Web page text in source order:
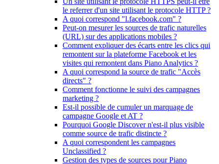
le referrer d'un site utilisant le protocole HTTP ?
A quoi correspond "l.facebook.com" ?
Peut-on mesurer les sources de trafic naturelles
(URL) sur des applications mobiles ?
Comment expliquer des écarts entre les clics qui
remontent sur la plateforme Facebook et les
visites qui remontent dans Piano Analytics ?
A quoi correspond la source de trafic "Accès
directs" ?
Comment fonctionne le suivi des campagnes
marketing ?
Est-il possible de cumuler un marquage de
campagne Google et AT ?
Pourquoi Google Discover n'est-il plus visible
comme source de trafic distincte ?
A quoi correspondent les campagnes
Unclassified ?
Gestion des types de sources pour Piano